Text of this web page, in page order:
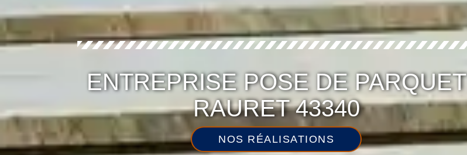
ENTREPRISE POSE DE PARQUET
RAURET 43340
NOS RÉALISATIONS